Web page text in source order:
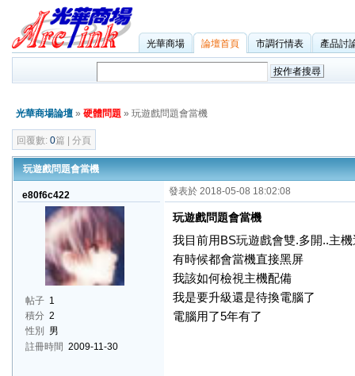
光華商場 論壇首頁 市調行情表 產品討
光華商場論壇 » 硬體問題 » 玩遊戲問題會當機
回覆數: 0篇 | 分頁
玩遊戲問題會當機
e80f6c422
帖子 1
積分 2
性別
男
註冊時間 2009-11-30
發表於 2018-05-08 18:02:08
玩遊戲問題會當機
我目前用BS玩遊戲會雙.多開..主
有時候都會當機直接黑屏
我該如何檢視主機配備
我是要升級還是待換電腦了
電腦用了5年有了